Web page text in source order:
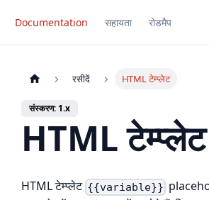
Documentation सहायता रोडमैप
रसीदें HTML टेम्प्लेट
संस्करण: 1.x
HTML टेम्प्लेट
HTML टेम्प्लेट {{variable}}